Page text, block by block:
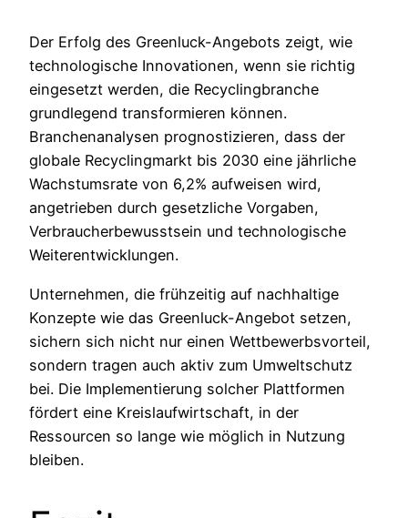
Der Erfolg des Greenluck-Angebots zeigt, wie
technologische Innovationen, wenn sie richtig
eingesetzt werden, die Recyclingbranche
grundlegend transformieren können.
Branchenanalysen prognostizieren, dass der
globale Recyclingmarkt bis 2030 eine jährliche
Wachstumsrate von 6,2% aufweisen wird,
angetrieben durch gesetzliche Vorgaben,
Verbraucherbewusstsein und technologische
Weiterentwicklungen.
Unternehmen, die frühzeitig auf nachhaltige
Konzepte wie das Greenluck-Angebot setzen,
sichern sich nicht nur einen Wettbewerbsvorteil,
sondern tragen auch aktiv zum Umweltschutz
bei. Die Implementierung solcher Plattformen
fördert eine Kreislaufwirtschaft, in der
Ressourcen so lange wie möglich in Nutzung
bleiben.